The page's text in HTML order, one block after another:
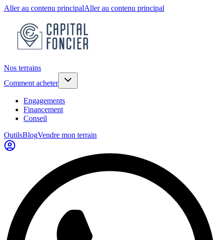
Aller au contenu principalAller au contenu principal
Nos terrains
Comment acheter
Engagements
Financement
Conseil
OutilsBlogVendre mon terrain